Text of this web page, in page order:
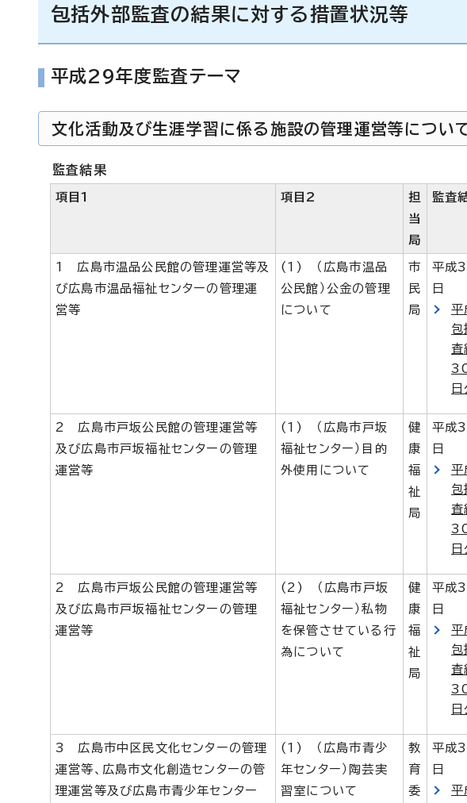
包括外部監査の結果に対する措置状況等
平成29年度監査テーマ
文化活動及び生涯学習に係る施設の管理運営等につい
監査結果
項目1 項目2
担
当
局
監査
1 広島市温品公民館の管理運営等及
び広島市温品福祉センターの管理運
営等
(1) （広島市温品
公民館）公金の管理
について
市
民
局
平成
日
平
包
査
日
2 広島市戸坂公民館の管理運営等
及び広島市戸坂福祉センターの管理
運営等
(1) （広島市戸坂
福祉センター）目的
外使用について
健
康
福
祉
局
平成
日
平
包
査
日
2 広島市戸坂公民館の管理運営等
及び広島市戸坂福祉センターの管理
運営等
(2) （広島市戸坂
福祉センター）私物
を保管させている行
為について
健
康
福
祉
局
平成
日
平
包
査
日
3 広島市中区民文化センターの管理
運営等、広島市文化創造センターの管
理運営等及び広島市青少年センター
(1) （広島市青少
年センター）陶芸実
習室について
教
育
委
平成
日
平